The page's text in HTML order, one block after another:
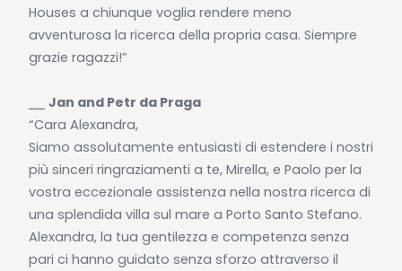
Houses a chiunque voglia rendere meno
avventurosa la ricerca della propria casa. Siempre
grazie ragazzi!”
Jan and Petr da Praga
“Cara Alexandra,
Siamo assolutamente entusiasti di estendere i nostri
più sinceri ringraziamenti a te, Mirella, e Paolo per la
vostra eccezionale assistenza nella nostra ricerca di
una splendida villa sul mare a Porto Santo Stefano.
Alexandra, la tua gentilezza e competenza senza
pari ci hanno guidato senza sforzo attraverso il